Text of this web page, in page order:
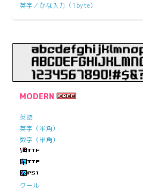
英字／かな入力（1byte）
MODERN
英語
英字（半角）
数字（半角）
クール